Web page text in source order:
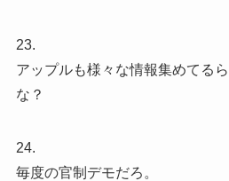
23.
アップルも様々な情報集めてる
な？
24.
毎度の官制デモだろ。